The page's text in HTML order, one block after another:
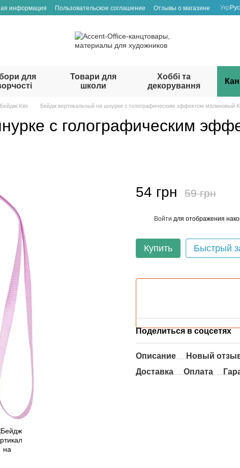
информация Пользовательское соглашение Отзывы о магазине Укр Рус
для
Товари для
школи
Хоббі та
декорування
Бейджі Kite Бейдж вертикальный на шнурке с голографическим эффектом малиновый
с голографическим
54 грн 59 грн
Войти для отображения
Купить Быстрый
Поделиться в соцсетях
Описание
Новый
Доставка
Оплата